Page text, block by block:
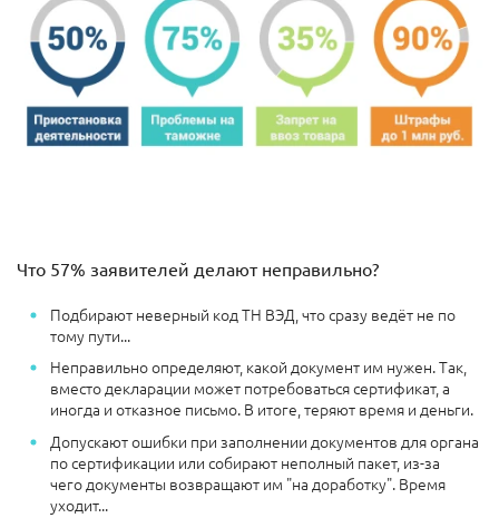
Что 57% заявителей делают неправильно?
Подбирают неверный код ТН ВЭД, что сразу ведёт не по
тому пути...
Неправильно определяют, какой документ им нужен. Так,
вместо декларации может потребоваться сертификат, а
иногда и отказное письмо. В итоге, теряют время и деньги.
Допускают ошибки при заполнении документов для органа
по сертификации или собирают неполный пакет, из-за
чего документы возвращают им "на доработку". Время
уходит...